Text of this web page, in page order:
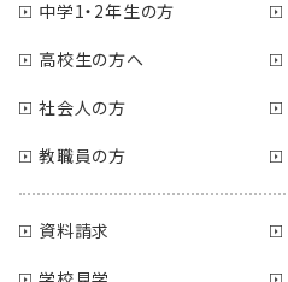
中学1・2年生の方
高校生の方へ
社会人の方
教職員の方
資料請求